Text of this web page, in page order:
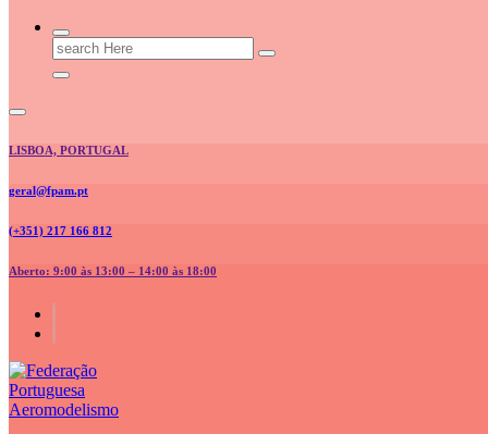
Search
for:
LISBOA, PORTUGAL
geral@fpam.pt
(+351) 217 166 812
Aberto: 9:00 às 13:00 – 14:00 às 18:00